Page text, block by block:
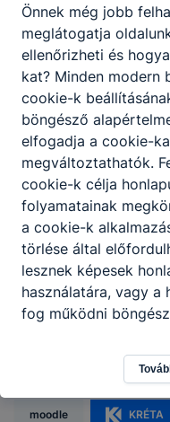
Berettyóújfalui
Technikum
4200
moodle KRÉTA
Önnek még jobb
meglátogatja
ellenőrizheti és
kat? Minden modern
cookie-k
böngésző
elfogadja a cookie-
megváltoztathatók.
cookie-k célja
folyamatainak
a cookie-k
törlése által
lesznek képesek
használatára, vagy
fog működni